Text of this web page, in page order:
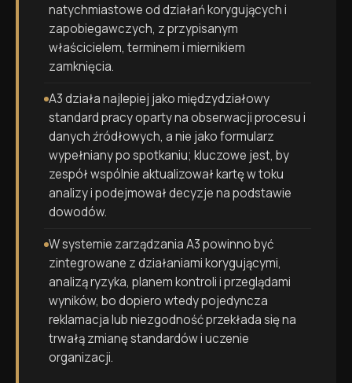
natychmiastowe od działań korygujących i
zapobiegawczych, z przypisanym
właścicielem, terminem i miernikiem
zamknięcia.
A3 działa najlepiej jako międzydziałowy
standard pracy oparty na obserwacji procesu i
danych źródłowych, a nie jako formularz
wypełniany po spotkaniu; kluczowe jest, by
zespół wspólnie aktualizował kartę w toku
analizy i podejmował decyzje na podstawie
dowodów.
W systemie zarządzania A3 powinno być
zintegrowane z działaniami korygującymi,
analizą ryzyka, planem kontroli i przeglądami
wyników, bo dopiero wtedy pojedyncza
reklamacja lub niezgodność przekłada się na
trwałą zmianę standardów i uczenie
organizacji.